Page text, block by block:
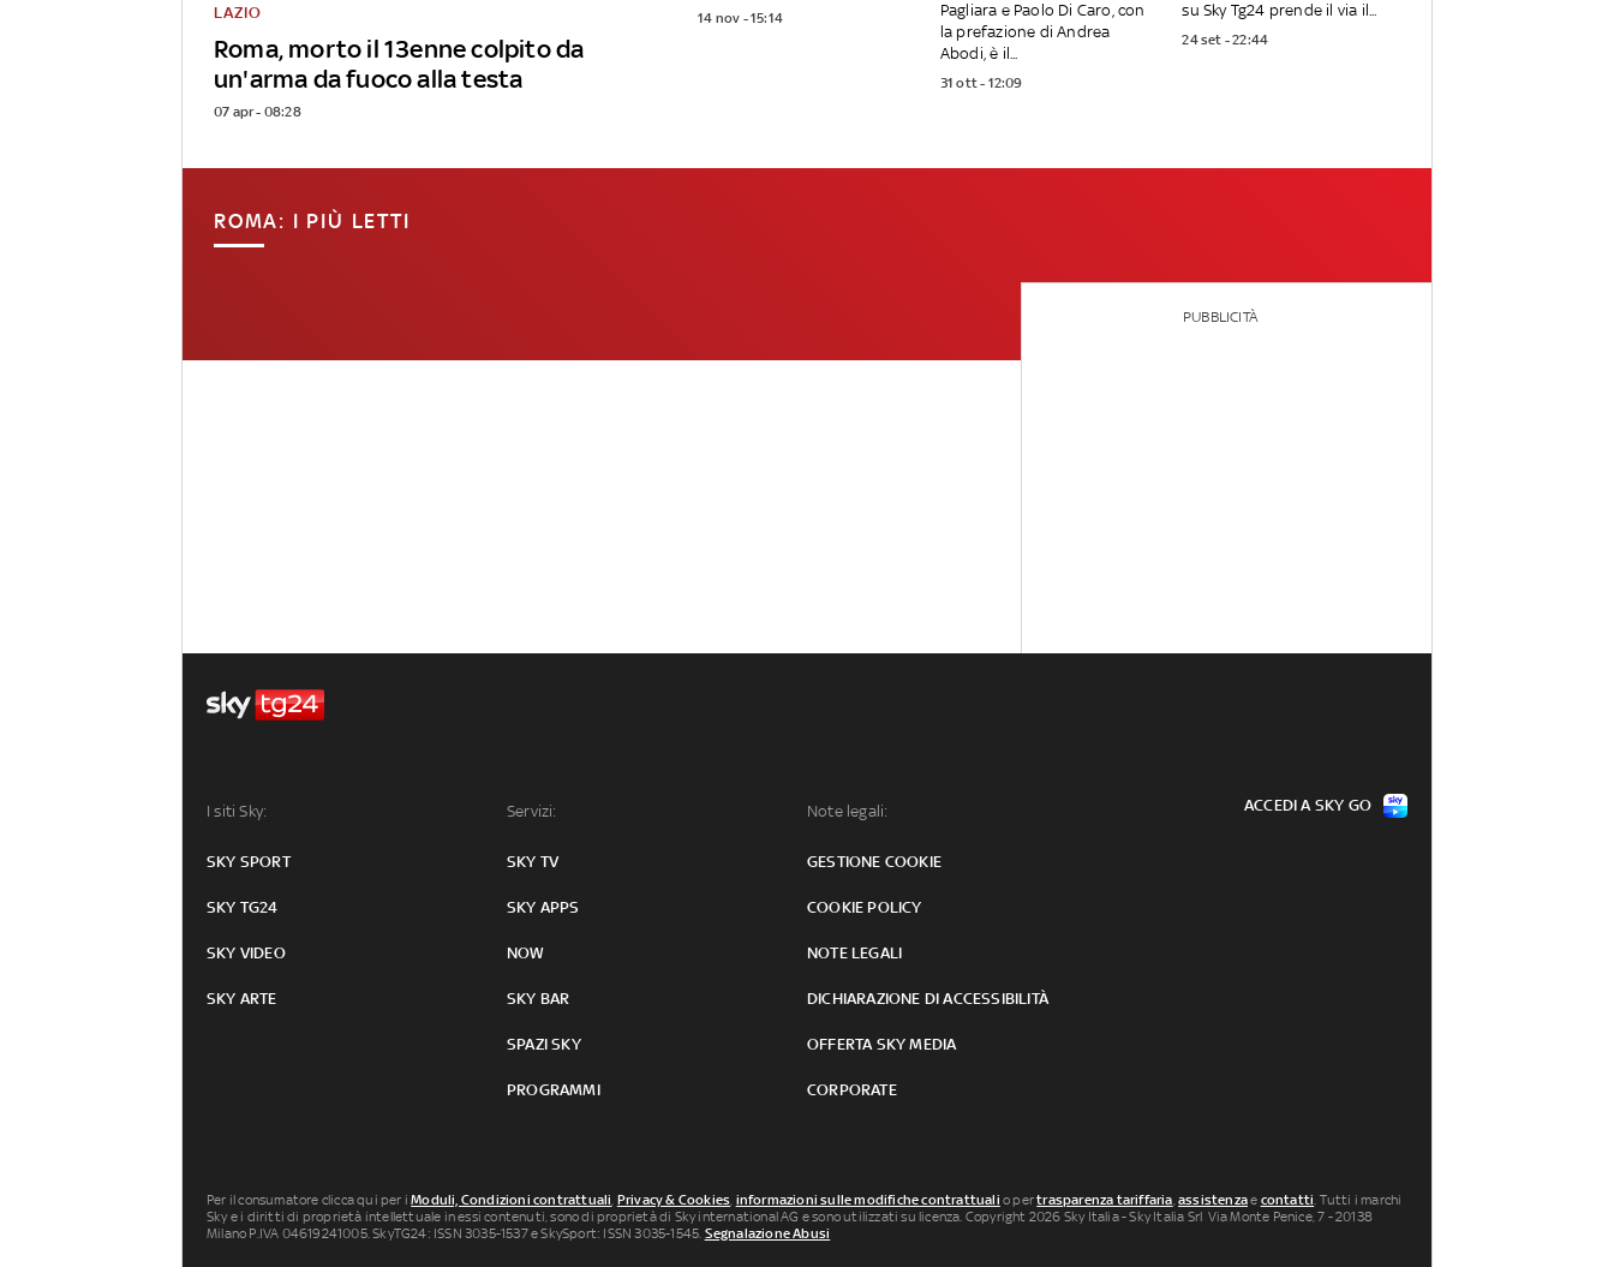
Roma, morto il 13enne colpito da
un'arma da fuoco alla testa
LAZIO
07 apr - 08:28
14 nov - 15:14
Pagliara e Paolo Di Caro, con
la prefazione di Andrea
Abodi, è il...
31 ott - 12:09
su Sky Tg24 prende il via il...
24 set - 22:44
ROMA: I PIÙ LETTI
PUBBLICITÀ
I siti Sky:
SKY SPORT
SKY TG24
SKY VIDEO
SKY ARTE
Servizi:
SKY TV
SKY APPS
NOW
SKY BAR
SPAZI SKY
PROGRAMMI
Note legali:
GESTIONE COOKIE
COOKIE POLICY
NOTE LEGALI
DICHIARAZIONE DI ACCESSIBILITÀ
OFFERTA SKY MEDIA
CORPORATE
ACCEDI A SKY GO
Per il consumatore clicca qui per iModuli, Condizioni contrattuali, Privacy & Cookies, informazioni sulle modifiche contrattuali o pertrasparenza tariffaria,assistenzae contatti. Tutti i marchi
Sky e i diritti di proprietà intellettuale in essi contenuti, sono di proprietà di Sky international AG e sono utilizzati su licenza. Copyright 2026 Sky Italia - Sky Italia Srl Via Monte Penice, 7 - 20138
Milano P.IVA 04619241005. SkyTG24: ISSN 3035-1537 e SkySport: ISSN 3035-1545. Segnalazione Abusi